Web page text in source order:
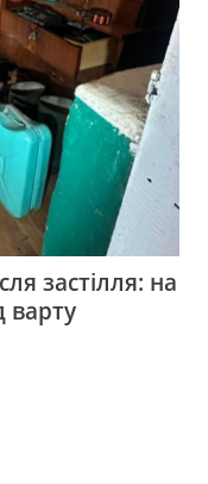
застілля: на
варту